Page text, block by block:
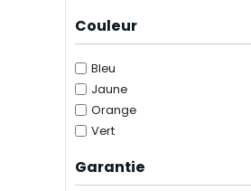
Couleur
Bleu
Jaune
Orange
Vert
Garantie